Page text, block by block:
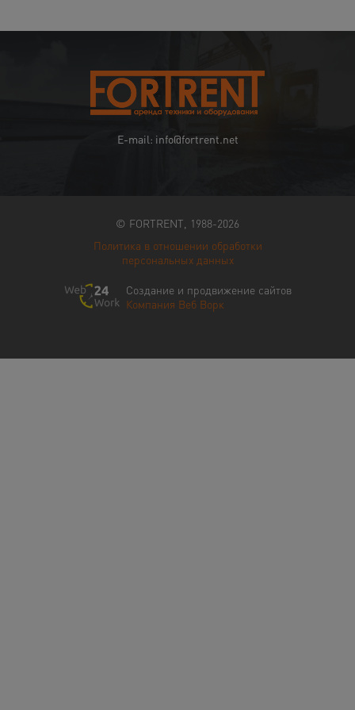
E-mail: info@fortrent.net
© FORTRENT, 1988-2026
Политика в отношении обработки
персональных данных
Создание и продвижение сайтов
Компания Веб Ворк